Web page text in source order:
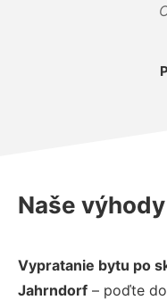
Naše výhody
Vypratanie bytu po
Jahrndorf – poďte